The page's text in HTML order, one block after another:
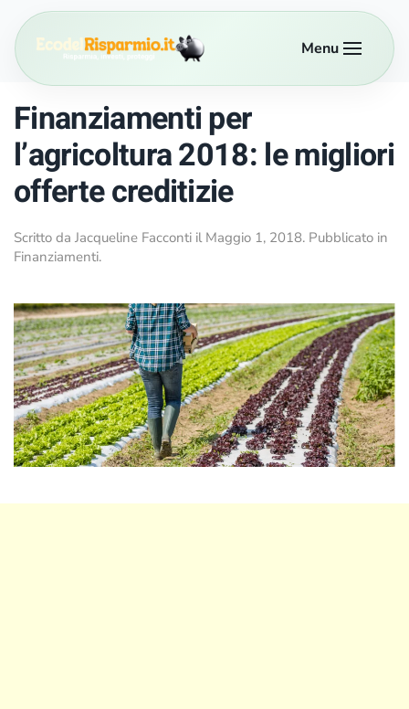
Passa al contenuto principale Menu
Finanziamenti per
l’agricoltura 2018: le migliori
offerte creditizie
Scritto da Jacqueline Facconti il Maggio 1, 2018. Pubblicato in
Finanziamenti.